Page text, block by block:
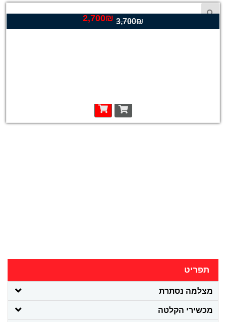
3,700₪
המחיר
המקורי
2,700₪
המחיר
הנוכחי
תפריט
מצלמה נסתרת
מכשירי הקלטה